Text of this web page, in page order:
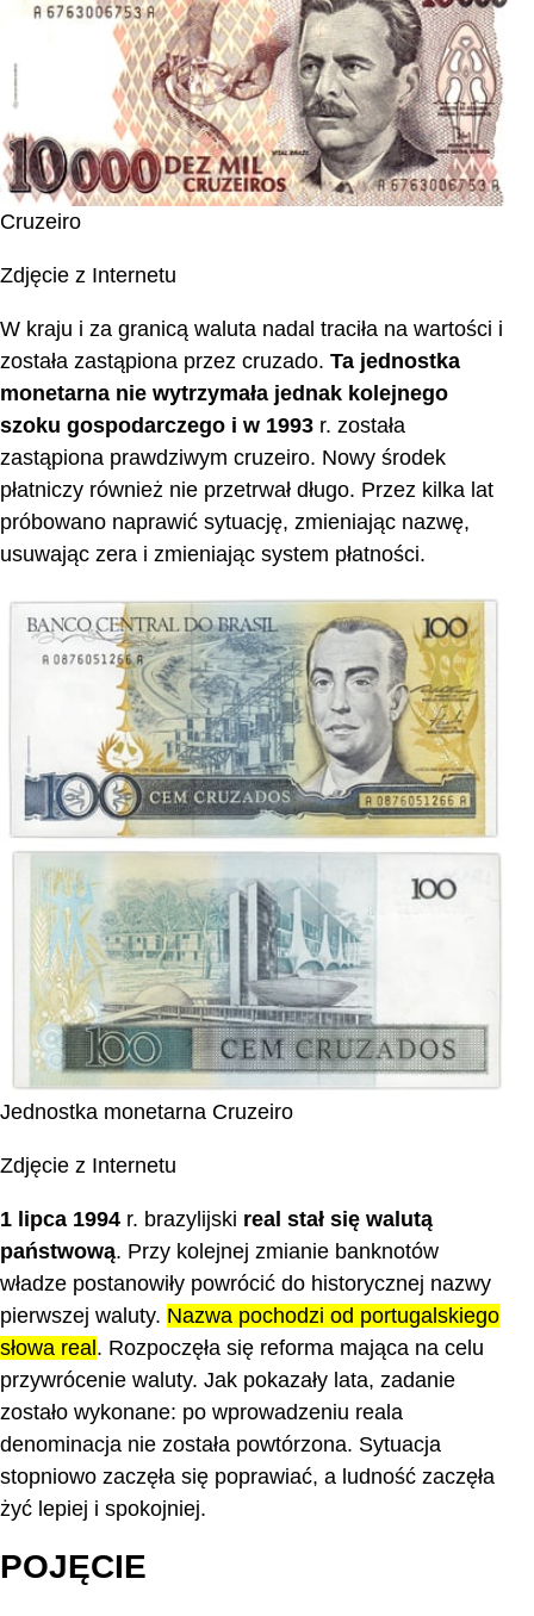
Cruzeiro
Zdjęcie z Internetu
W kraju i za granicą waluta nadal traciła na wartości i
została zastąpiona przez cruzado. Ta jednostka
monetarna nie wytrzymała jednak kolejnego
szoku gospodarczego i w 1993 r. została
zastąpiona prawdziwym cruzeiro. Nowy środek
płatniczy również nie przetrwał długo. Przez kilka lat
próbowano naprawić sytuację, zmieniając nazwę,
usuwając zera i zmieniając system płatności.
Jednostka monetarna Cruzeiro
Zdjęcie z Internetu
1 lipca 1994 r. brazylijski real stał się walutą
państwową. Przy kolejnej zmianie banknotów
władze postanowiły powrócić do historycznej nazwy
pierwszej waluty. Nazwa pochodzi od portugalskiego
słowa real . Rozpoczęła się reforma mająca na celu
przywrócenie waluty. Jak pokazały lata, zadanie
zostało wykonane: po wprowadzeniu reala
denominacja nie została powtórzona. Sytuacja
stopniowo zaczęła się poprawiać, a ludność zaczęła
żyć lepiej i spokojniej.
POJĘCIE